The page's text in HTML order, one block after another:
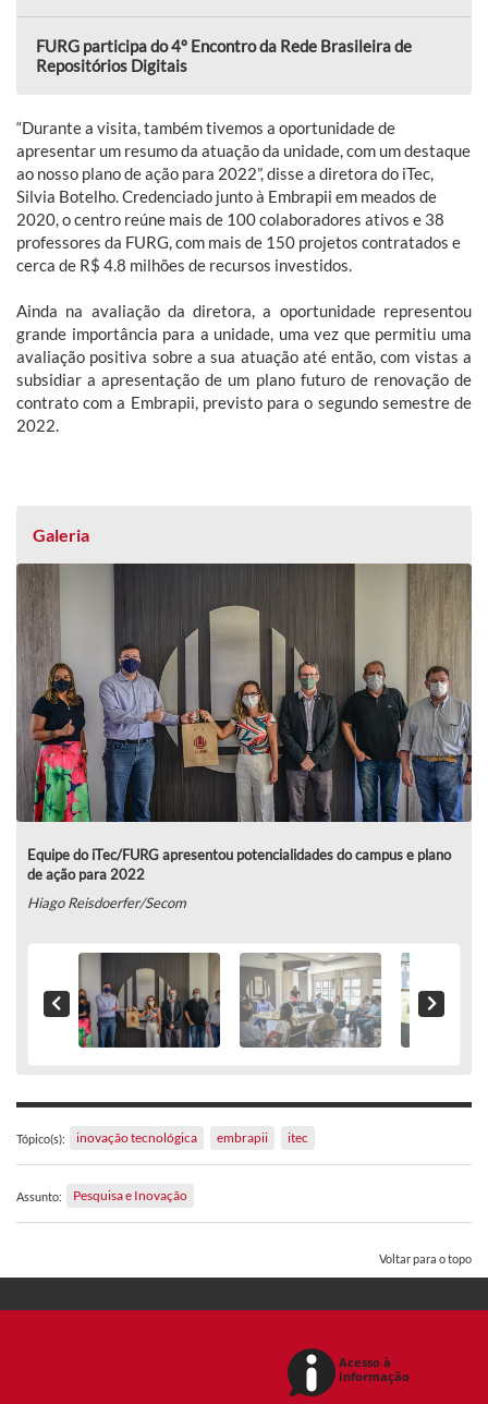
FURG participa do 4º Encontro da Rede Brasileira de
Repositórios Digitais
“Durante a visita, também tivemos a oportunidade de
apresentar um resumo da atuação da unidade, com um destaque
ao nosso plano de ação para 2022”, disse a diretora do iTec,
Silvia Botelho. Credenciado junto à Embrapii em meados de
2020, o centro reúne mais de 100 colaboradores ativos e 38
professores da FURG, com mais de 150 projetos contratados e
cerca de R$ 4.8 milhões de recursos investidos.
Ainda na avaliação da diretora, a oportunidade representou
grande importância para a unidade, uma vez que permitiu uma
avaliação positiva sobre a sua atuação até então, com vistas a
subsidiar a apresentação de um plano futuro de renovação de
contrato com a Embrapii, previsto para o segundo semestre de
2022.
Galeria
Equipe do iTec/FURG apresentou potencialidades do campus e plano
de ação para 2022
Hiago Reisdoerfer/Secom
Tópico(s): inovação tecnológica embrapii itec
Assunto: Pesquisa e Inovação
Voltar para o topo